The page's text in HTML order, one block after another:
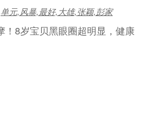
单元,风暴,最好,大雄,张颖,彭家